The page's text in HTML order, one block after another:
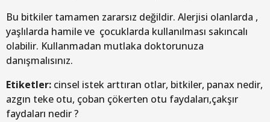
Bu bitkiler tamamen zararsız değildir. Alerjisi olanlarda ,
yaşlılarda hamile ve çocuklarda kullanılması sakıncalı
olabilir. Kullanmadan mutlaka doktorunuza
danışmalısınız.
Etiketler: cinsel istek arttıran otlar, bitkiler, panax nedir,
azgın teke otu, çoban çökerten otu faydaları,çakşır
faydaları nedir ?